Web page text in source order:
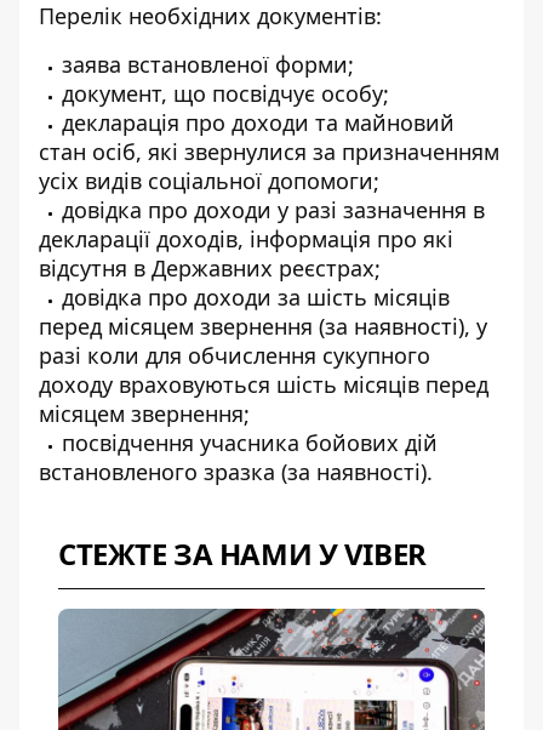
Перелік необхідних документів:
заява встановленої форми;
документ, що посвідчує особу;
декларація про доходи та майновий
стан осіб, які звернулися за призначенням
усіх видів соціальної допомоги;
довідка про доходи у разі зазначення в
декларації доходів, інформація про які
відсутня в Державних реєстрах;
довідка про доходи за шість місяців
перед місяцем звернення (за наявності), у
разі коли для обчислення сукупного
доходу враховуються шість місяців перед
місяцем звернення;
посвідчення учасника бойових дій
встановленого зразка (за наявності).
СТЕЖТЕ ЗА НАМИ У VIBER